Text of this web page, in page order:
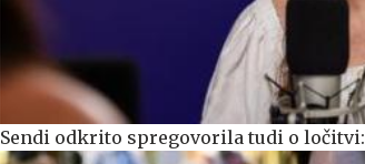
Sendi odkrito spregovorila tudi o